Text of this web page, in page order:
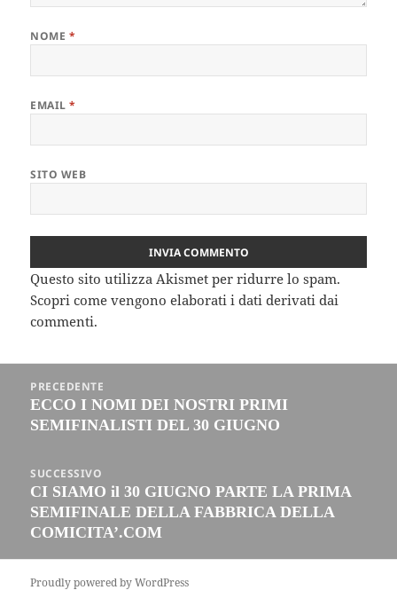
NOME *
EMAIL*
SITO WEB
Questo sito utilizza Akismet per ridurre lo spam.
Scopri come vengono elaborati i dati derivati dai
commenti.
articoli
PRECEDENTE
Articolo
precedente:
ECCO I NOMI DEI NOSTRI PRIMI
SEMIFINALISTI DEL 30 GIUGNO
SUCCESSIVO
Articolo
successivo:
CI SIAMO il 30 GIUGNO PARTE LA PRIMA
SEMIFINALE DELLA FABBRICA DELLA
COMICITA’.COM
Proudly powered by WordPress